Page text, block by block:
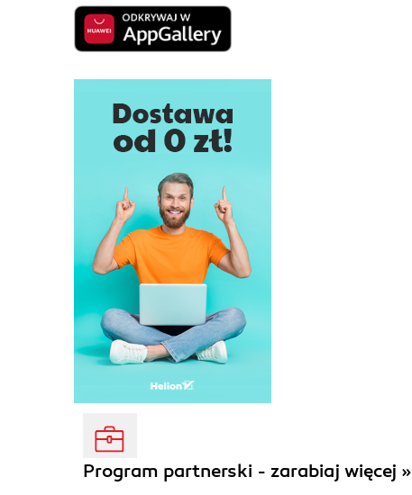
Program partnerski - zarabiaj więcej »